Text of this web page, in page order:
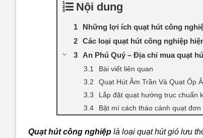
Nội dung
Những lợi ích quạt hút công
Các loại quạt hút công nghiệp
An Phú Quý – Địa chỉ mua quạt
Bài viết liên quan
Quạt Hút Âm Trần Và Quạt Ốp
Lắp đặt quạt hướng trục chuẩn
Bật mí cách tháo cánh quạt
Quạt hút công nghiệp là loại quạt hút gió lưu